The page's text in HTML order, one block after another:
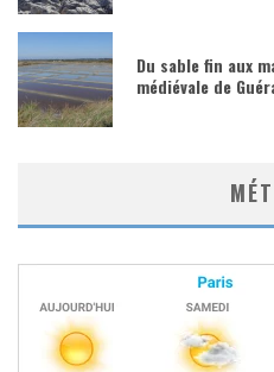
Du sable fin aux
médiévale de